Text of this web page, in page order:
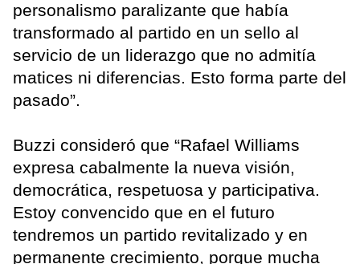
personalismo paralizante que había
transformado al partido en un sello al
servicio de un liderazgo que no admitía
matices ni diferencias. Esto forma parte del
pasado”.
Buzzi consideró que “Rafael Williams
expresa cabalmente la nueva visión,
democrática, respetuosa y participativa.
Estoy convencido que en el futuro
tendremos un partido revitalizado y en
permanente crecimiento, porque mucha